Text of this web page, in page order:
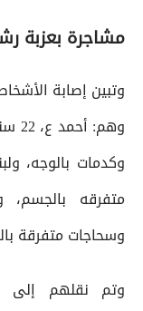
مشاجرة بعزبة
وتبين إصابة
وسحاجات متفرقة
وتم نقلهم إلى